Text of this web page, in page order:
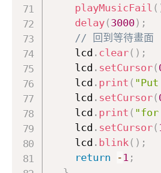
playMusicFail (
delay( 3000) ;
// 回到等待畫面
    lcd
. clear( ) ;
    lcd
. setCursor(
    lcd
. print (
    lcd
. setCursor(
    lcd
. print (
    lcd
. setCursor(
    lcd
. blink( ) ;
return
- 1 ;